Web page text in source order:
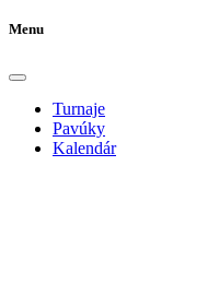
Menu
Turnaje
Pavúky
Kalendár